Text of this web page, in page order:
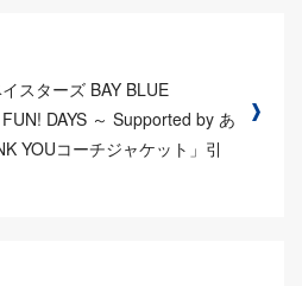
イスターズ BAY BLUE
DAYS ～ Supported by あ
YOUコーチジャケット」引